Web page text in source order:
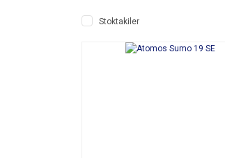
Stoktakiler